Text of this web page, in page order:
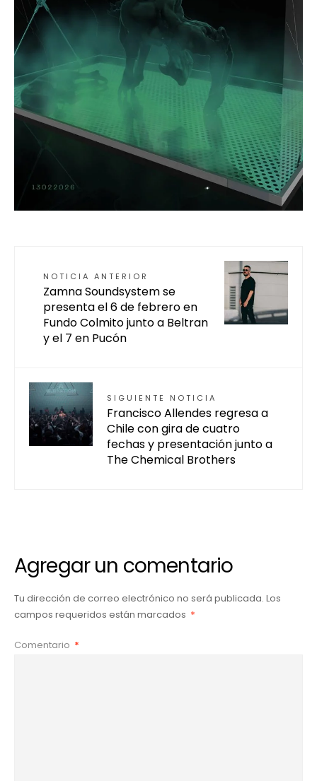
NOTICIA ANTERIOR
Zamna Soundsystem se
presenta el 6 de febrero en
Fundo Colmito junto a Beltran
y el 7 en Pucón
SIGUIENTE NOTICIA
Francisco Allendes regresa a
Chile con gira de cuatro
fechas y presentación junto a
The Chemical Brothers
Agregar un comentario
Tu dirección de correo electrónico no será publicada. Los
campos requeridos están marcados *
Comentario *